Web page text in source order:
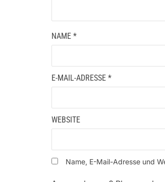
NAME *
E-MAIL-ADRESSE *
WEBSITE
Name, E-Mail-Adresse und